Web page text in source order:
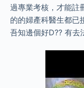
過專業考核，才能註
的的婦產科醫生都已
吾知邊個好D?? 有